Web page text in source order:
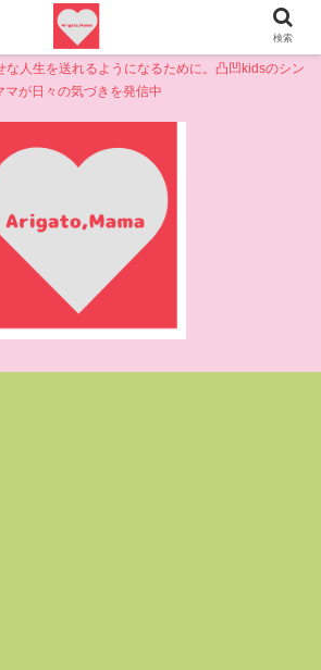
な人生を送れるようになるために。凸凹kidsのシン
マが日々の気づきを発信中
検索